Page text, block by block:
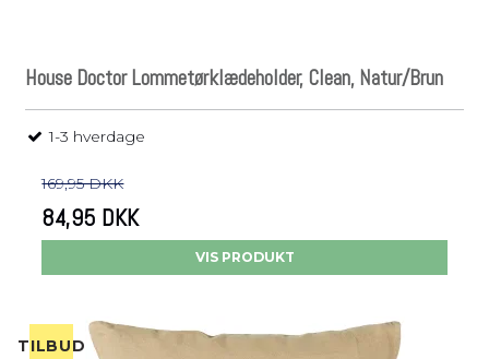
House Doctor Lommetørklædeholder, Clean, Natur/Brun
1-3 hverdage
169,95 DKK
84,95 DKK
VIS PRODUKT
TILBUD